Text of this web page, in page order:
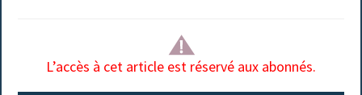
L’accès à cet article est réservé aux abonnés.